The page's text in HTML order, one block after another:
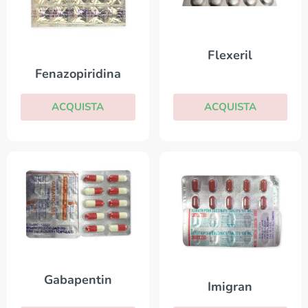
Fenazopiridina
ACQUISTA
Flexeril
ACQUISTA
Gabapentin Imigran